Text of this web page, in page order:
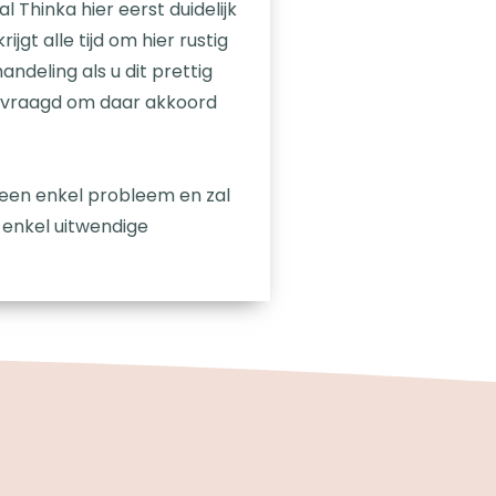
Thinka hier eerst duidelijk
alle tijd om hier rustig
als u dit prettig
om daar akkoord
enkel probleem en zal
uitwendige